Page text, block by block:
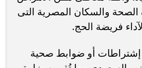
الصحة والسكان المصرية التى
فريضة الحج.
أو ضوابط صحية